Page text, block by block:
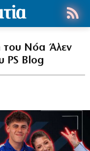
του Νόα Άλεν
PS Blog